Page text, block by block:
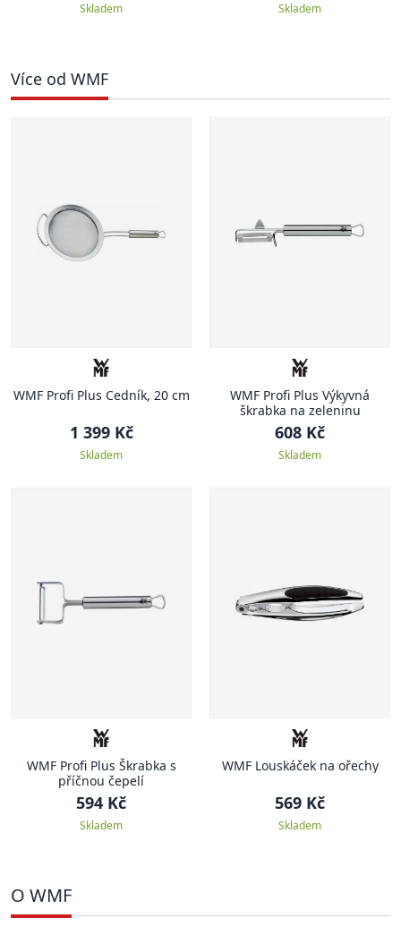
Skladem Skladem
Více od WMF
WMF Profi Plus Cedník, 20 cm
1 399 Kč
Skladem
WMF Profi Plus Výkyvná
škrabka na zeleninu
608 Kč
Skladem
WMF Profi Plus Škrabka s
příčnou čepelí
594 Kč
Skladem
WMF Louskáček na ořechy
569 Kč
Skladem
O WMF